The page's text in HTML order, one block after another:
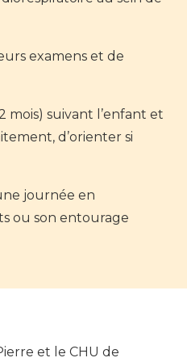
examens et de
mois) suivant l’enfant et
d’orienter si
journée en
ou son entourage
et le CHU de